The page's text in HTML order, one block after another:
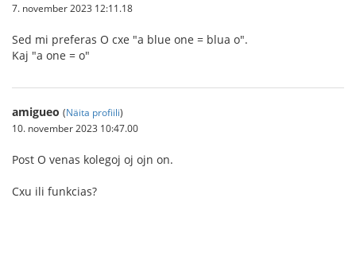
7. november 2023 12:11.18
Sed mi preferas O cxe "a blue one = blua o".
Kaj "a one = o"
amigueo (Näita profiili)
10. november 2023 10:47.00
Post O venas kolegoj oj ojn on.
Cxu ili funkcias?